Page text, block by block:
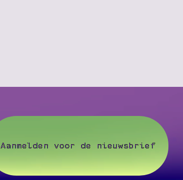
Aanmelden voor de nieuwsbrief